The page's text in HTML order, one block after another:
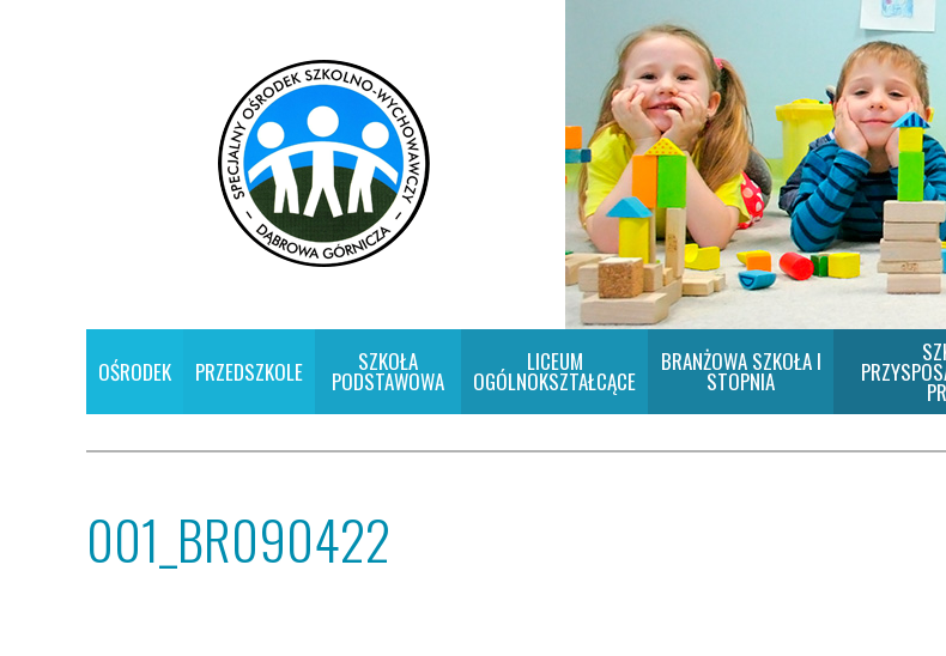
OŚRODEK PRZEDSZKOLE SZKOŁA
PODSTAWOWA
LICEUM
OGÓLNOKSZTAŁCĄCE
BRANŻOWA SZKOŁA I
STOPNIA
001_BR090422